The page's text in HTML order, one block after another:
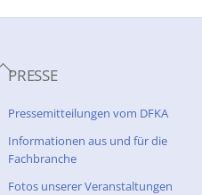
Back
To
PRESSE
Pressemitteilungen vom DFKA
Informationen aus und für die
Fachbranche
Fotos unserer Veranstaltungen